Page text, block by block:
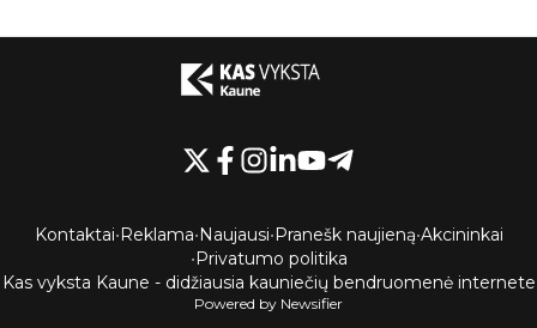
Kontaktai•Reklama•Naujausi•Pranešk naujieną•Akcininkai
•Privatumo politika
Kas vyksta Kaune - didžiausia kauniečių bendruomenė internete
Powered by Newsifier